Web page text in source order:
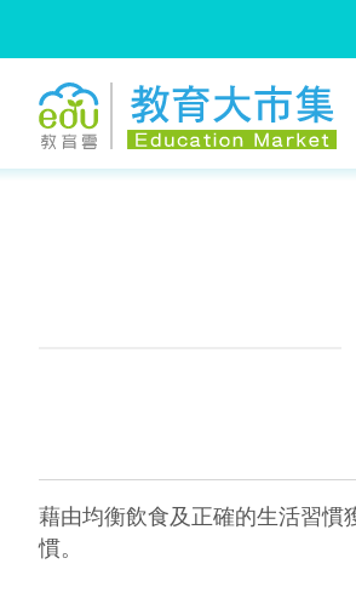
藉由均衡飲食及正確的生活習慣
慣。